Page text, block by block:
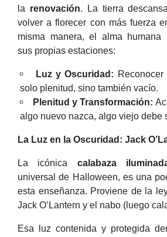
la renovación. La tierra
volver a florecer con más fuerza
misma manera, el alma humana
sus propias estaciones:
Luz y Oscuridad:
solo plenitud, sino también vacío.
Plenitud y Transformación:
algo nuevo nazca, algo viejo debe
La Luz en la Oscuridad: Jack
La icónica calabaza
universal de Halloween, es una
esta enseñanza. Proviene de la
Jack O’Lantern y el nabo (luego
Esa luz contenida y protegida